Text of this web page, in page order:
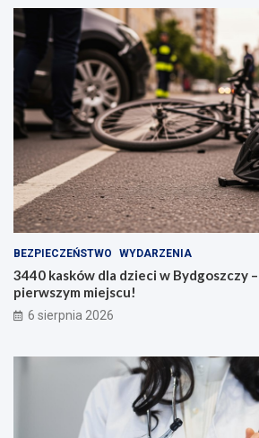
BEZPIECZEŃSTWO WYDARZENIA
3440 kasków dla dzieci w Bydgoszczy
pierwszym miejscu!
6 sierpnia 2026